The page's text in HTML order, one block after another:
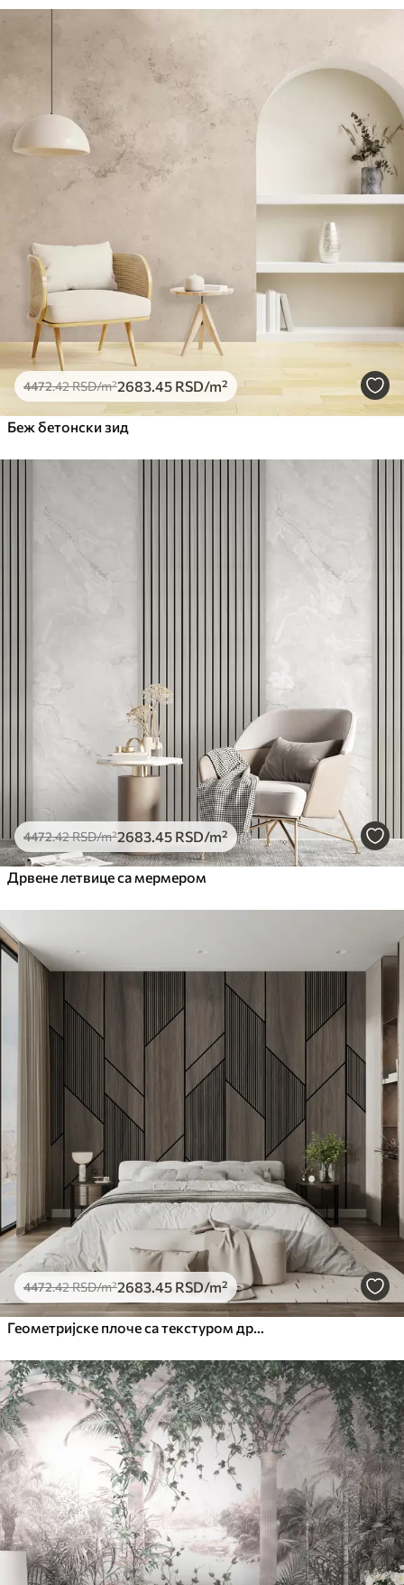
4472.42RSD/m²2683.45 RSD/m²
Беж бетонски зид
4472.42RSD/m²2683.45 RSD/m²
Дрвене летвице са мермером
4472.42RSD/m²2683.45 RSD/m²
Геометријске плоче са текстуром дрвета